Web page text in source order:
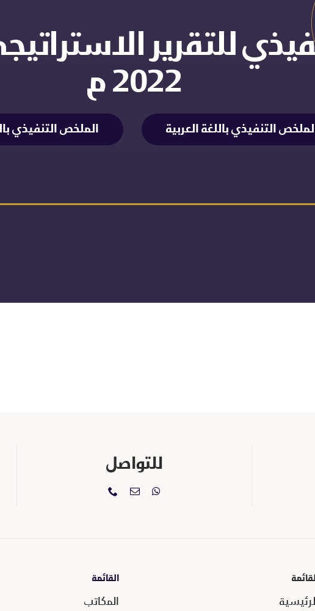
2022 م
الملخص التنفيذي باللغة العربية الملخص التنفيذي
للتواصل
القائمة
الرئيسية
القائمة
المكاتب